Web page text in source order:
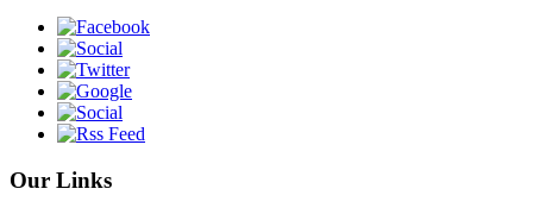
Our Links